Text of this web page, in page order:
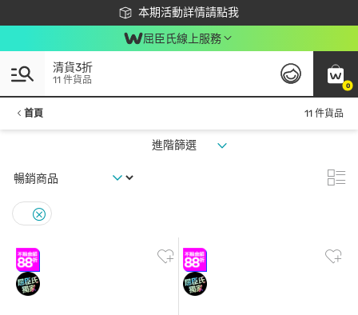
本期活動詳情請點我
下載app最高回饋$350
屈臣氏線上服務
0
清貨3折
11 件貨品
首頁 11 件貨品
進階篩選